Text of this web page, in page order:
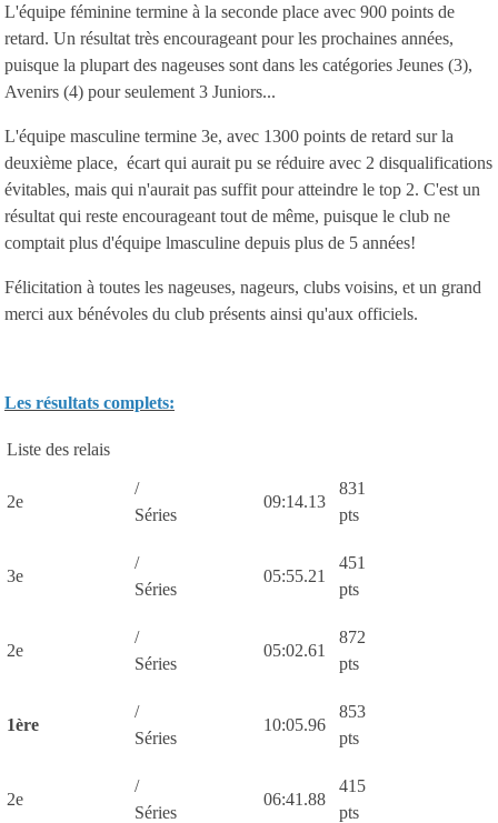
L'équipe féminine termine à la seconde place avec 900 points de
retard. Un résultat très encourageant pour les prochaines années,
puisque la plupart des nageuses sont dans les catégories Jeunes (3),
Avenirs (4) pour seulement 3 Juniors...
L'équipe masculine termine 3e, avec 1300 points de retard sur la
deuxième place, écart qui aurait pu se réduire avec 2 disqualifications
évitables, mais qui n'aurait pas suffit pour atteindre le top 2. C'est un
résultat qui reste encourageant tout de même, puisque le club ne
comptait plus d'équipe lmasculine depuis plus de 5 années!
Félicitation à toutes les nageuses, nageurs, clubs voisins, et un grand
merci aux bénévoles du club présents ainsi qu'aux officiels.
Les résultats complets:
Liste des relais
2e
/
Séries
09:14.13
831
pts
3e
/
Séries
05:55.21
451
pts
2e
/
Séries
05:02.61
872
pts
1ère
/
Séries
10:05.96
853
pts
2e
/
Séries
06:41.88
415
pts